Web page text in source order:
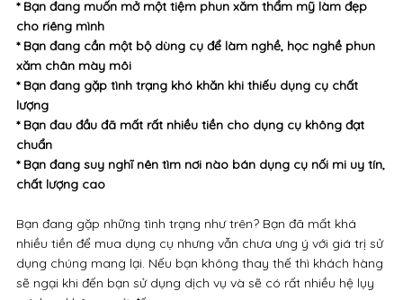
* Bạn đang muốn mở một tiệm phun xăm thẩm mỹ làm đẹp
cho riêng mình
* Bạn đang cần một bộ dùng cụ để làm nghề, học nghề phun
xăm chân mày môi
* Bạn đang gặp tình trạng khó khăn khi thiếu dụng cụ chất
lượng
* Bạn đau đầu đã mất rất nhiều tiền cho dụng cụ không đạt
chuẩn
* Bạn đang suy nghĩ nên tìm nơi nào bán dụng cụ nối mi uy tín,
Bạn đang gặp những tình trạng như trên? Bạn đã mất khá
nhiều tiền để mua dụng cụ nhưng vẫn chưa ưng ý với giá trị sử
dụng chúng mang lại. Nếu bạn không thay thế thì khách hàng